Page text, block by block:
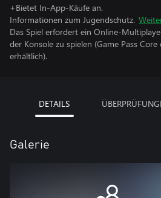
+Bietet In-App-Käufe an.
Informationen zum Jugendschutz.
Das Spiel erfordert ein Online-
der Konsole zu spielen (Game Pass
erhältlich).
DETAILS
Galerie